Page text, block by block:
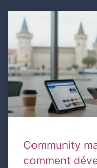
Community
comment